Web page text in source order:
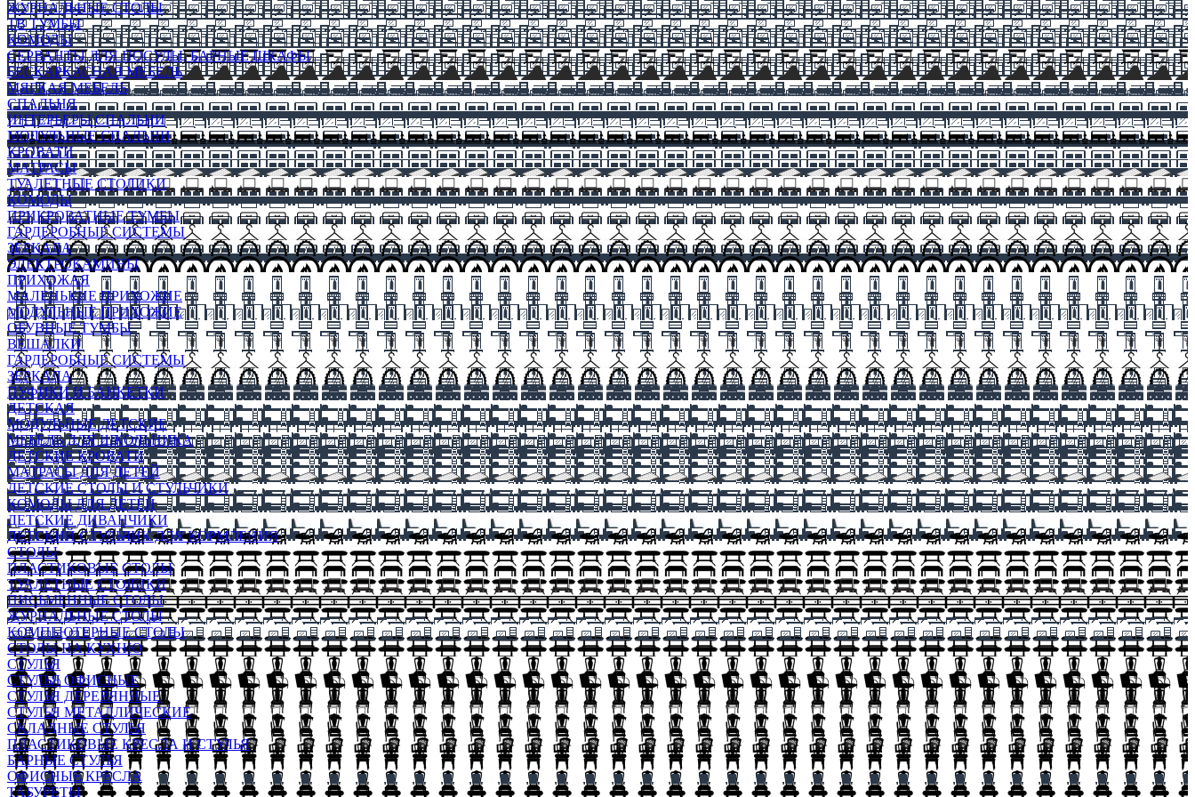
ЖУРНАЛЬНЫЕ СТОЛЫ
ТВ ТУМБЫ
КОМОДЫ
СЕРВАНТЫ ДЛЯ ПОСУДЫ, БАРНЫЕ ШКАФЫ
БЕСКАРКАСНАЯ МЕБЕЛЬ
МЯГКАЯ МЕБЕЛЬ
СПАЛЬНЯ
ИНТЕРЬЕРЫ СПАЛЬНИ
МОДУЛЬНЫЕ СПАЛЬНИ
КРОВАТИ
МАТРАСЫ
ТУАЛЕТНЫЕ СТОЛИКИ
КОМОДЫ
ПРИКРОВАТНЫЕ ТУМБЫ
ГАРДЕРОБНЫЕ СИСТЕМЫ
ЗЕРКАЛА
ЭЛЕКТРОКАМИНЫ
ПРИХОЖАЯ
МАЛЕНЬКИЕ ПРИХОЖИЕ
МОДУЛЬНЫЕ ПРИХОЖИЕ
ОБУВНЫЕ ТУМБЫ
ВЕШАЛКИ
ГАРДЕРОБНЫЕ СИСТЕМЫ
ЗЕРКАЛА
ПУФИКИ И БАНКЕТКИ
ДЕТСКАЯ
МОДУЛЬНЫЕ ДЕТСКИЕ
МЕБЕЛЬ ДЛЯ ШКОЛЬНИКА
ДЕТСКИЕ КРОВАТИ
МАТРАСЫ ДЛЯ ДЕТЕЙ
ДЕТСКИЕ СТОЛЫ И СТУЛЬЧИКИ
КОМОДЫ ДЛЯ ДЕТЕЙ
ДЕТСКИЕ ДИВАНЧИКИ
ДЕТСКИЙ СТУЛЬЧИК ДЛЯ КОРМЛЕНИЯ
СТОЛЫ
ПЛАСТИКОВЫЕ СТОЛЫ
ТУАЛЕТНЫЕ СТОЛИКИ
ПИСЬМЕННЫЕ СТОЛЫ
ЖУРНАЛЬНЫЕ СТОЛЫ
КОМПЬЮТЕРНЫЕ СТОЛЫ
СТОЛЫ НА КУХНЮ
СТУЛЬЯ
СТУЛЬЯ ОФИСНЫЕ
СТУЛЬЯ ДЕРЕВЯННЫЕ
СТУЛЬЯ МЕТАЛЛИЧЕСКИЕ
СКЛАДНЫЕ СТУЛЬЯ
ПЛАСТИКОВЫЕ КРЕСЛА И СТУЛЬЯ
БАРНЫЕ СТУЛЬЯ
ОФИСНЫЕ КРЕСЛА
ТАБУРЕТЫ